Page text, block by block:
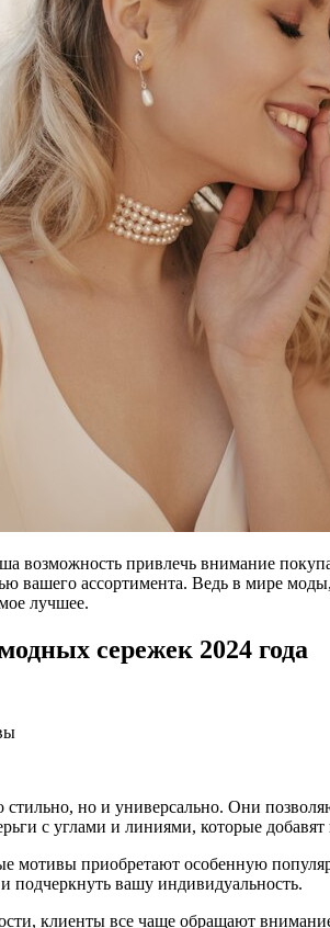
возможность привлечь внимание
вашего ассортимента. Ведь в мире
лучшее.
сережек 2024 года
но и универсально. Они
с углами и линиями, которые
мотивы приобретают особенную
подчеркнуть вашу индивидуальность.
клиенты все чаще обращают